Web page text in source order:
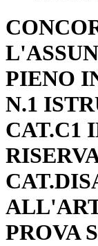
PIENO
N.1
CAT.C1
PROVA